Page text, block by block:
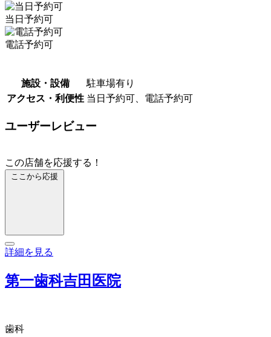
当日予約可
電話予約可
施設・設備
駐車場有り
アクセス・利便性 当日予約可、電話予約可
ユーザーレビュー
この店舗を応援する！
ここから応援
詳細を見る
第一歯科吉田医院
歯科